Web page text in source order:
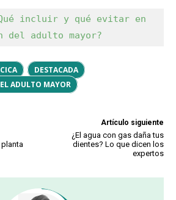
incluir y qué evitar en
del adulto mayor?
DESTACADA
ADULTO MAYOR
Artículo siguiente
¿El agua con gas daña tus
dientes? Lo que dicen los
expertos